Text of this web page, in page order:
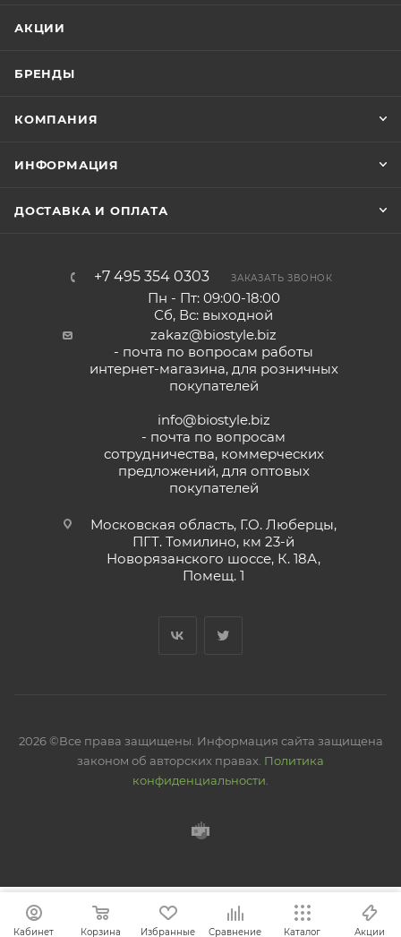
АКЦИИ
БРЕНДЫ
КОМПАНИЯ
ИНФОРМАЦИЯ
ДОСТАВКА И ОПЛАТА
+7 495 354 0303 ЗАКАЗАТЬ ЗВОНОК
Пн - Пт: 09:00-18:00
Сб, Вс: выходной
zakaz@biostyle.biz
- почта по вопросам работы
интернет-магазина, для розничных
покупателей
info@biostyle.biz
- почта по вопросам
сотрудничества, коммерческих
предложений, для оптовых
покупателей
Московская область, Г.О. Люберцы,
ПГТ. Томилино, км 23-й
Новорязанского шоссе, К. 18А,
Помещ. 1
2026 ©Все права защищены. Информация сайта защищена
законом об авторских правах. Политика
конфиденциальности.
Кабинет Корзина Избранные Сравнение Каталог Акции